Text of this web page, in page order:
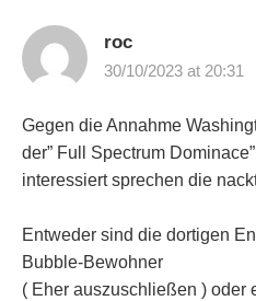
roc
30/10/2023 at 20:31
Gegen die Annahme
der” Full Spectrum
interessiert sprechen die
Entweder sind die dortigen
Bubble-Bewohner
( Eher auszuschließen ) oder